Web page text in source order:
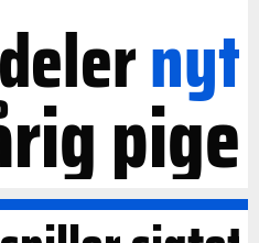
nyt
pige